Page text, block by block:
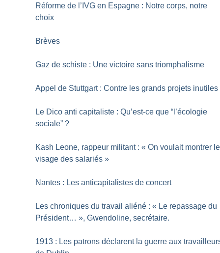
Réforme de l’IVG en Espagne : Notre corps, notre
choix
Brèves
Gaz de schiste : Une victoire sans triomphalisme
Appel de Stuttgart : Contre les grands projets inutiles
Le Dico anti­ capitaliste : Qu’est-ce que “l’écologie
sociale” ?
Kash Leone, rappeur militant : « On voulait montrer le
visage des salariés »
Nantes : Les anticapitalistes de concert
Les chroniques du travail aliéné : « Le repassage du
Président… », Gwendoline, secrétaire.
1913 : Les patrons déclarent la guerre aux